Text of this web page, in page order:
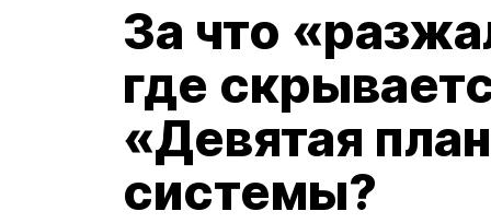
За что
где
«Девятая
системы?